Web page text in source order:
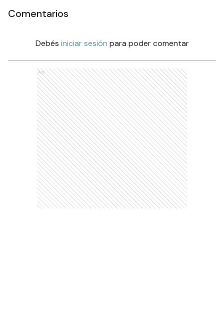
Comentarios
Debés iniciar sesión para poder comentar
Ads